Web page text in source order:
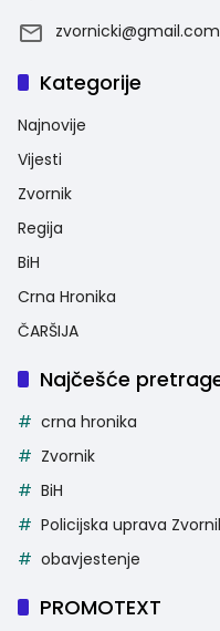
zvornicki@gmail.com
Kategorije
Najnovije
Vijesti
Zvornik
Regija
BiH
Crna Hronika
ČARŠIJA
Najčešće
crna hronika
Zvornik
BiH
Policijska uprava
obavjestenje
PROMOTEXT